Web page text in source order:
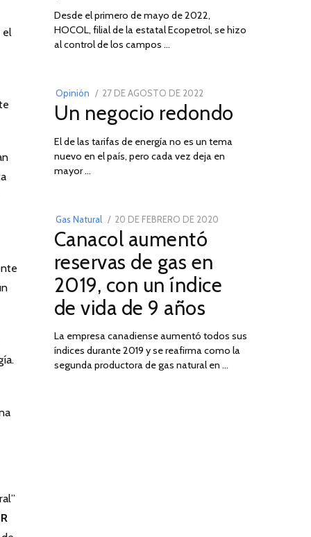
el
Desde el primero de mayo de 2022,
HOCOL, filial de la estatal Ecopetrol, se hizo
al control de los campos …
Opinión
POSTED
ON
27 DE AGOSTO DE 202230
DE
DE
2022
Un negocio redondo
El de las tarifas de energía no es un tema
nuevo en el país, pero cada vez deja en
mayor …
03
Gas Natural
POSTED
ON
20 DE FEBRERO DE 2020
2025
Canacol aumentó
reservas de gas en
2019, con un índice
de vida de 9 años
La empresa canadiense aumentó todos sus
índices durante 2019 y se reafirma como la
segunda productora de gas natural en …